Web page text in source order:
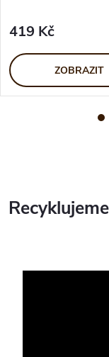
419 Kč
ZOBRAZIT